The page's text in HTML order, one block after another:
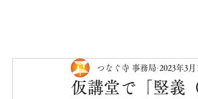
仮講堂で「竪義
つなぐ寺 事務局 2023年3月